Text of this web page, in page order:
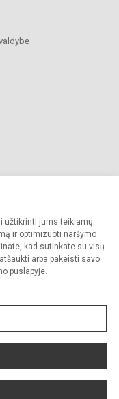
užtikrinti jums teikiamų
ir optimizuoti naršymo
kad sutinkate su visų
arba pakeisti savo
puslapyje.
teisės saugomos.
griežtai draudžiama.
valdymas